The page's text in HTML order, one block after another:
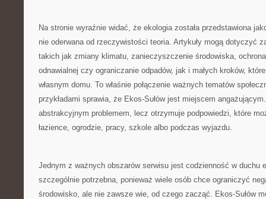
Na stronie wyraźnie widać, że ekologia została przedstawiona
nie oderwana od rzeczywistości teoria. Artykuły mogą dotyczyć
takich jak zmiany klimatu, zanieczyszczenie środowiska,
odnawialnej czy ograniczanie odpadów, jak i małych kroków,
własnym domu. To właśnie połączenie ważnych tematów
przykładami sprawia, że Ekos-Sułów jest miejscem
abstrakcyjnym problemem, lecz otrzymuje podpowiedzi, które
łazience, ogrodzie, pracy, szkole albo podczas wyjazdu.
Jednym z ważnych obszarów serwisu jest codzienność w duchu
szczególnie potrzebna, ponieważ wiele osób chce ograniczyć
środowisko, ale nie zawsze wie, od czego zacząć. Ekos-Sułów